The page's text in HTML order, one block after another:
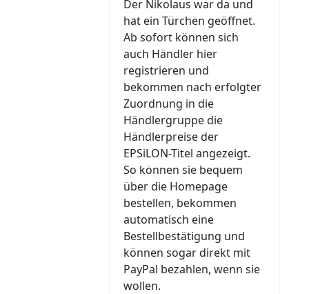
Der Nikolaus war da und
hat ein Türchen geöffnet.
Ab sofort können sich
auch Händler hier
registrieren und
bekommen nach erfolgter
Zuordnung in die
Händlergruppe die
Händlerpreise der
EPSiLON-Titel angezeigt.
So können sie bequem
über die Homepage
bestellen, bekommen
automatisch eine
Bestellbestätigung und
können sogar direkt mit
PayPal bezahlen, wenn sie
wollen.